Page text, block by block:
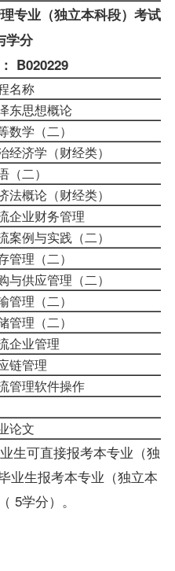
专业（独立本科段）考试
学分
B020229
名称
东思想概论
数学（二）
经济学（财经类）
（二）
法概论（财经类）
企业财务管理
案例与实践（二）
管理（二）
与供应管理（二）
管理（二）
管理（二）
企业管理
链管理
管理软件操作
论文
生可直接报考本专业（独
业生报考本专业（独立本
5学分）。